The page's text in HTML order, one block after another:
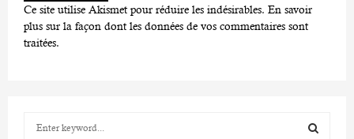
Ce site utilise Akismet pour réduire les indésirables. En savoir
plus sur la façon dont les données de vos commentaires sont
traitées.